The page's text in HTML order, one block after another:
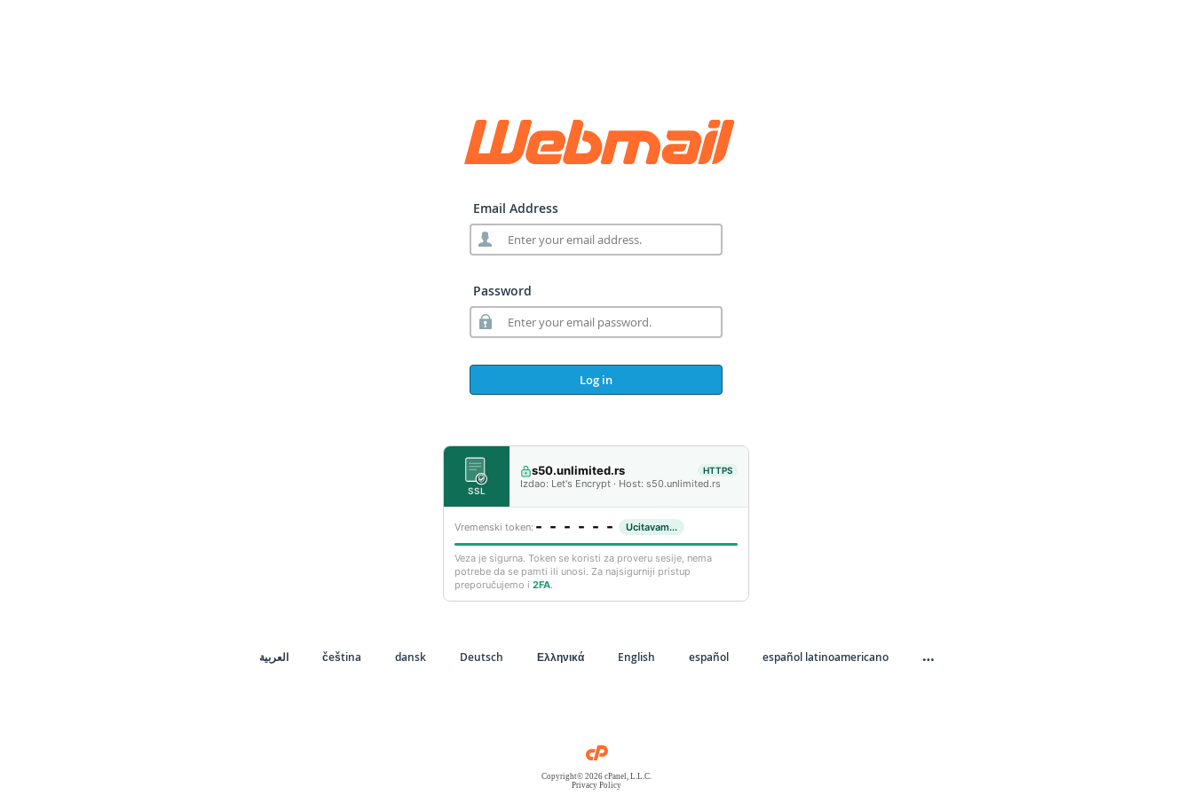
Email Address
Password
Log in
SSL
s50.unlimited.rs HTTPS
Izdao: Let's Encrypt · Host: s50.unlimited.rs
Vremenski token: ------ Validan
Veza je sigurna. Token se koristi za proveru sesije, nema
potrebe da se pamti ili unosi. Za najsigurniji pristup
preporučujemo i 2FA.
العربية čeština dansk Deutsch Ελληνικά English español español latinoamericano …
Copyright© 2026 cPanel, L.L.C.
Privacy Policy